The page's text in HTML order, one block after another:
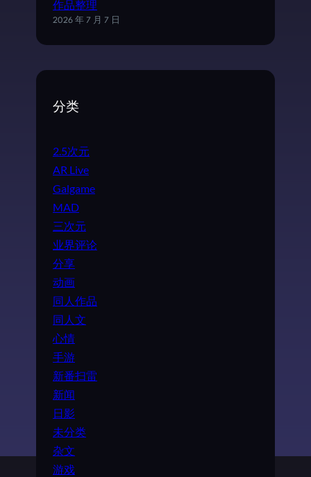
作品整理
2026 年 7 月 7 日
分类
2.5次元
AR Live
Galgame
MAD
三次元
业界评论
分享
动画
同人作品
同人文
心情
手游
新番扫雷
新闻
日影
未分类
杂文
游戏